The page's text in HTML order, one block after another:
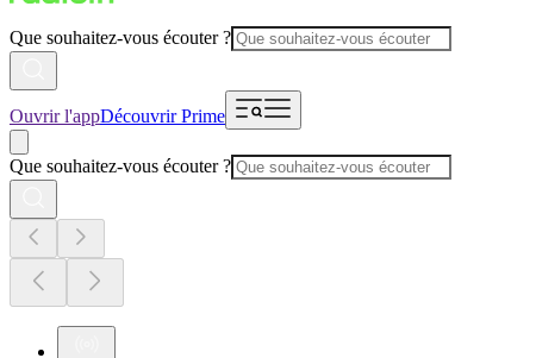
Que souhaitez-vous écouter ?
Ouvrir l'appDécouvrir Prime
Que souhaitez-vous écouter ?